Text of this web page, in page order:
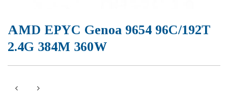
AMD EPYC Genoa 9654 96C/192T
2.4G 384M 360W